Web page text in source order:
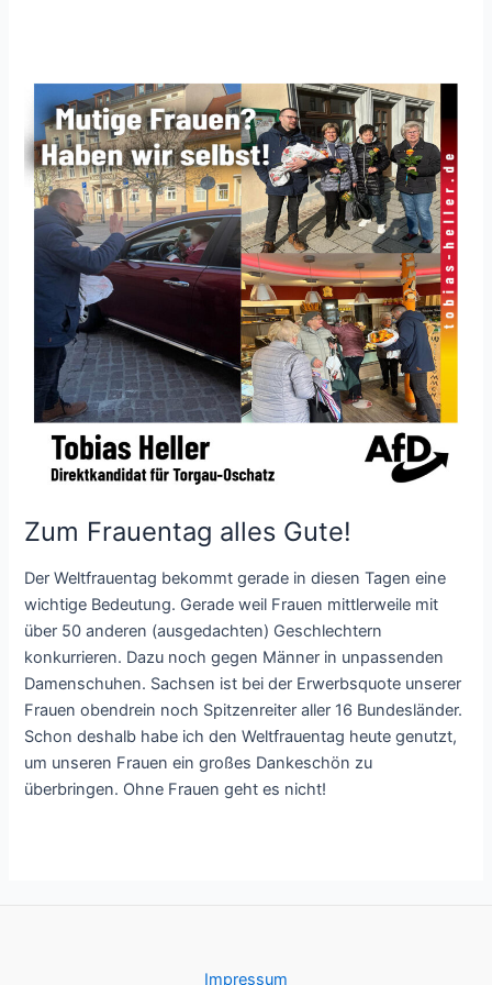
Zum Frauentag alles Gute!
Der Weltfrauentag bekommt gerade in diesen Tagen eine
wichtige Bedeutung. Gerade weil Frauen mittlerweile mit
über 50 anderen (ausgedachten) Geschlechtern
konkurrieren. Dazu noch gegen Männer in unpassenden
Damenschuhen. Sachsen ist bei der Erwerbsquote unserer
Frauen obendrein noch Spitzenreiter aller 16 Bundesländer.
Schon deshalb habe ich den Weltfrauentag heute genutzt,
um unseren Frauen ein großes Dankeschön zu
überbringen. Ohne Frauen geht es nicht!
Impressum